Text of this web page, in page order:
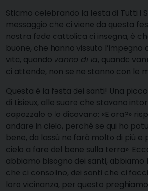
Stiamo celebrando la festa di Tutti i
messaggio che ci viene da questa
nostra fede cattolica ci insegna, è
buone, che hanno vissuto l’impegno
vita, quando vanno di là, quando
ci attende, non se ne stanno con le
Questa è la festa dei santi! Una
di Lisieux, alle suore che stavano
capezzale e le dicevano: «E ora?»
andare in cielo, perché se qui ho
bene, da lassù ne farò molto di più e
cielo a fare del bene sulla terra».
abbiamo bisogno dei santi, abbiamo
che ci consolino, dei santi che ci
loro vicinanza, per questo